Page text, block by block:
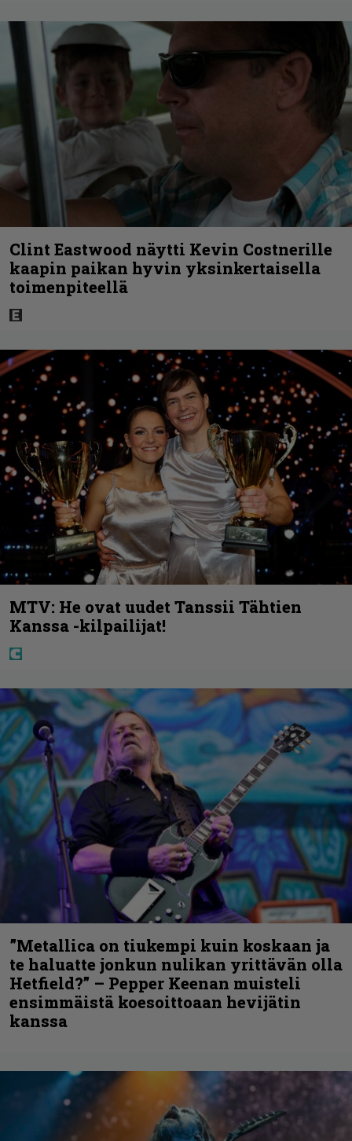
Clint Eastwood näytti Kevin Costnerille
kaapin paikan hyvin yksinkertaisella
toimenpiteellä
MTV: He ovat uudet Tanssii Tähtien
Kanssa -kilpailijat!
”Metallica on tiukempi kuin koskaan ja
te haluatte jonkun nulikan yrittävän olla
Hetfield?” – Pepper Keenan muisteli
ensimmäistä koesoittoaan hevijätin
kanssa